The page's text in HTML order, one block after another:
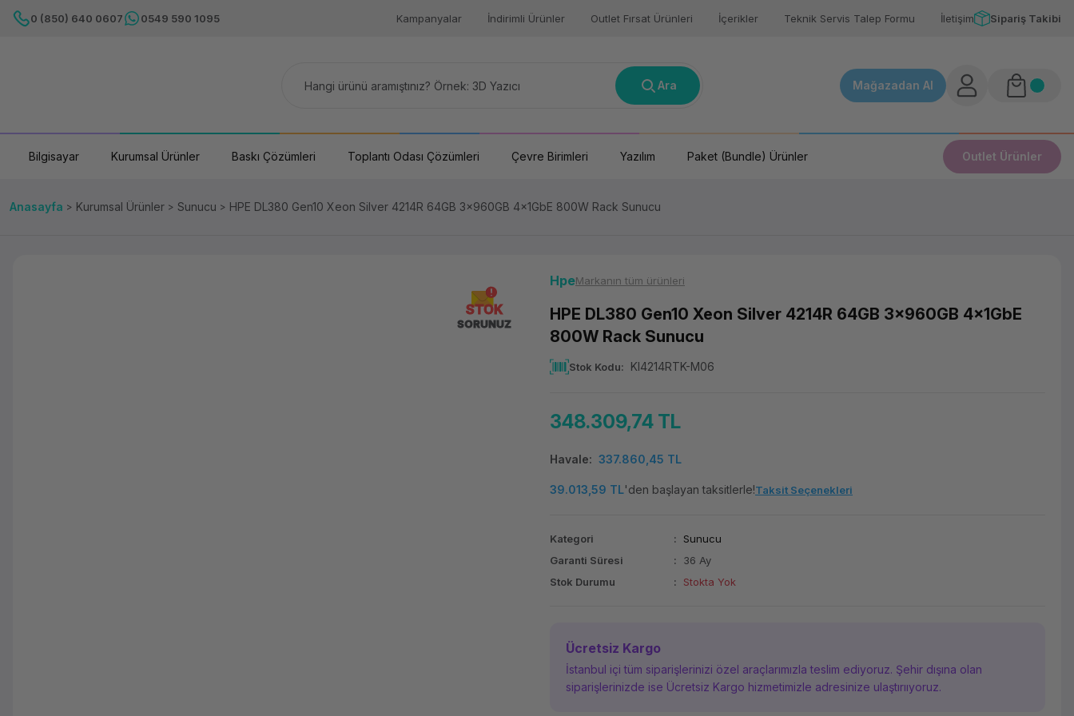
0 (850) 640 0607 0549 590 1095 Kampanyalar İndirimli Ürünler Outlet Fırsat Ürünleri İçerikler Teknik Servis Talep Formu İletişim Sipariş Takibi
Ara Mağazadan Al
Bilgisayar Kurumsal Ürünler Baskı Çözümleri Toplantı Odası Çözümleri Çevre Birimleri Yazılım Paket (Bundle) Ürünler Outlet Ürünler
Anasayfa Kurumsal Ürünler Sunucu HPE DL380 Gen10 Xeon Silver 4214R 64GB 3x960GB 4x1GbE 800W Rack Sunucu
STOK
SORUNUZ
HpeMarkanın tüm ürünleri
HPE DL380 Gen10 Xeon Silver 4214R 64GB 3x960GB 4x1GbE
800W Rack Sunucu
Stok Kodu KI4214RTK-M06
348.309,74 TL
Havale 337.860,45 TL
39.013,59 TL'den başlayan taksitlerle!Taksit Seçenekleri
Kategori
Sunucu
Garanti Süresi
36 Ay
Stok Durumu
Stokta Yok
Ücretsiz Kargo
İstanbul içi tüm siparişlerinizi özel araçlarımızla teslim ediyoruz. Şehir dışına olan
siparişlerinizde ise Ücretsiz Kargo hizmetimizle adresinize ulaştırııyoruz.